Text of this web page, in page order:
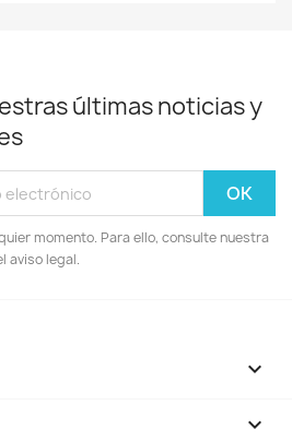
últimas noticias y
momento. Para ello, consulte nuestra
aviso legal.

